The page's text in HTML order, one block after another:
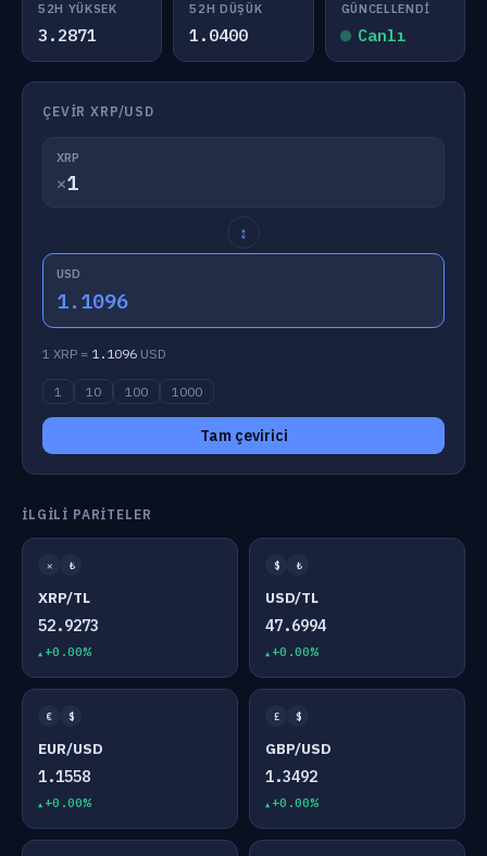
52H YÜKSEK
3.2871
52H DÜŞÜK
1.0400
GÜNCELLENDI
Canlı
ÇEVIR XRP/USD
XRP
✕
↕
USD
1.1096
1 XRP = 1.1096 USD
1 10 100 1000
Tam çevirici
İLGILI PARITELER
✕ ₺
XRP/TL
52.9273
+0.00%
$ ₺
USD/TL
47.6994
+0.00%
€ $
EUR/USD
1.1558
+0.00%
£ $
GBP/USD
1.3492
+0.00%